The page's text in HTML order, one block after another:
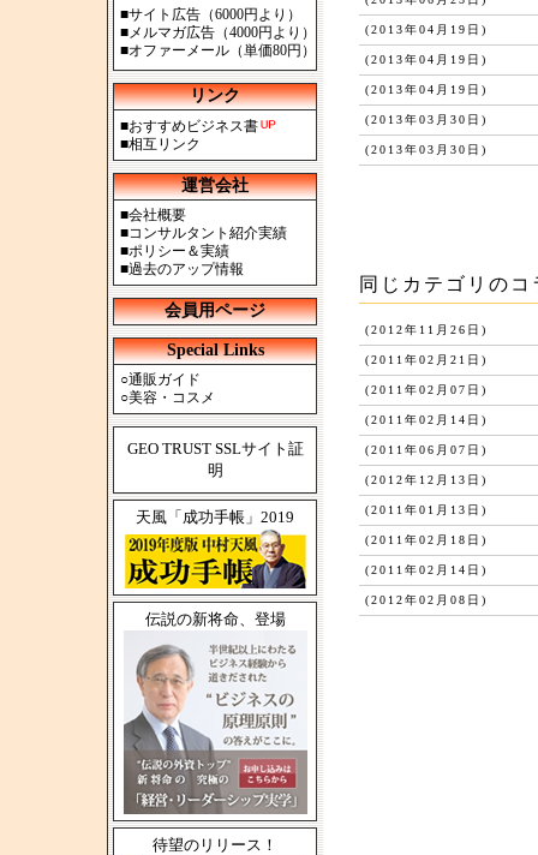
■サイト広告（6000円より）
■メルマガ広告（4000円より）
■オファーメール（単価80円）
リンク
■おすすめビジネス書
■相互リンク
運営会社
■会社概要
■コンサルタント紹介実績
■ポリシー＆実績
■過去のアップ情報
会員用ページ
Special Links
○通販ガイド
○美容・コスメ
GEO TRUST SSLサイト証
明
天風「成功手帳」2019
伝説の新将命、登場
待望のリリース！
(2013年04月19日)
(2013年04月19日)
(2013年04月19日)
(2013年03月30日)
(2013年03月30日)
同じカテゴリのコ
(2012年11月26日)
(2011年02月21日)
(2011年02月07日)
(2011年02月14日)
(2011年06月07日)
(2012年12月13日)
(2011年01月13日)
(2011年02月18日)
(2011年02月14日)
(2012年02月08日)